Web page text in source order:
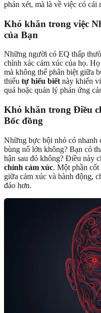
phán xét, mà là về việc có cái
Khó khăn trong việc
của Bạn
Những người có EQ thấp
chính xác cảm xúc của họ.
mà không thể phân biệt giữa
thiếu tự hiểu biết này khiến
quả hoặc quản lý phản ứng
Khó khăn trong Điều
Bốc đồng
Những bực bội nhỏ có nhanh
bùng nổ lớn không? Bạn có
hận sau đó không? Điều này
chỉnh cảm xúc. Một phần
giữa cảm xúc và hành động,
đáo hơn.